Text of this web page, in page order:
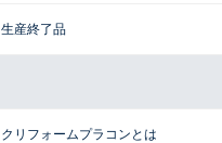
生産終了品
クリフォームプラコンとは